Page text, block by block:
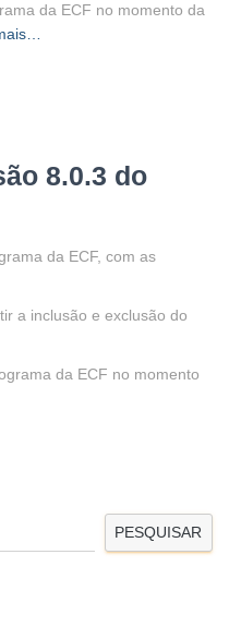
da ECF no momento da
8.0.3 do
da ECF, com as
a inclusão e exclusão do
da ECF no momento
PESQUISAR